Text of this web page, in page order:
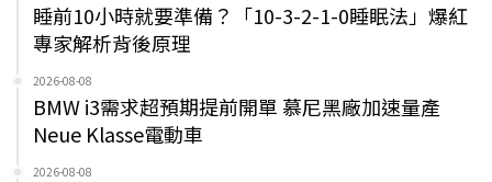
睡前10小時就要準備？「10-3-2-1-0睡眠法」爆紅
專家解析背後原理
2026-08-08
BMW i3需求超預期提前開單 慕尼黑廠加速量產
Neue Klasse電動車
2026-08-08